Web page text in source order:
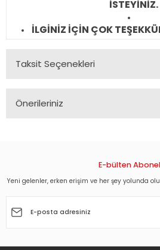
İSTEYİNİZ.
İLGİNİZ İÇİN ÇOK
Taksit Seçenekleri
Önerileriniz
Görüş ve önerileriniz için teşekkür
Ürün açıklamasında eksik bilgiler
E-bülten
Yeni gelenler, erken erişim ve her şey yolunda